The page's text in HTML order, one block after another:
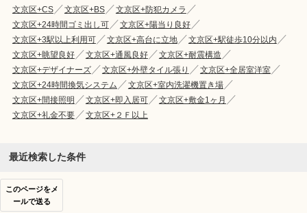
文京区+CS
文京区+BS
文京区+防犯カメラ
文京区+24時間ゴミ出し可
文京区+陽当り良好
文京区+3駅以上利用可
文京区+高台に立地
文京区+駅徒歩10分以内
文京区+眺望良好
文京区+通風良好
文京区+耐震構造
文京区+デザイナーズ
文京区+外壁タイル張り
文京区+全居室洋室
文京区+24時間換気システム
文京区+室内洗濯機置き場
文京区+間接照明
文京区+即入居可
文京区+敷金1ヶ月
文京区+礼金不要
文京区+２Ｆ以上
最近検索した条件
このページをメ
ールで送る